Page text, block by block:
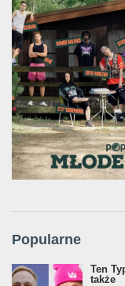
Popularne
Ten
także